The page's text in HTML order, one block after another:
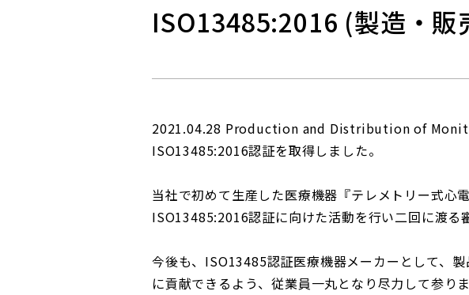
ISO13485:2016 (製造・
2021.04.28 Production and Distribution of
ISO13485:2016認証を取得しました。
当社で初めて生産した医療機器『テレメトリー式心
ISO13485:2016認証に向けた活動を行い二回に渡る
今後も、ISO13485認証医療機器メーカーとして、
に貢献できるよう、従業員一丸となり尽力して参りま